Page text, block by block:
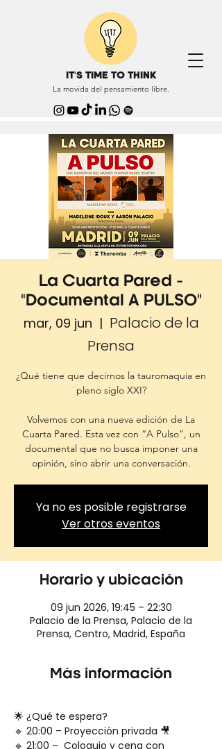
IT'S TIME TO THINK
La movida del pensamiento libre.
La Cuarta Pared -
"Documental A PULSO"
mar, 09 jun
  |
Palacio de la
Prensa
¿Qué tiene que decirnos la tauromaquia en
pleno siglo XXI?
Volvemos con una nueva edición de La
Cuarta Pared. Esta vez con “A Pulso”, un
documental que no busca imponer una
opinión, sino abrir una conversación.
Ya no es posible registrarse
Ver otros eventos
Horario y ubicación
09 jun 2026, 19:45 – 22:30
Palacio de la Prensa, Palacio de la
Prensa, Centro, Madrid, España
Más información
🌟 ¿Qué te espera?
🔹 20:00 – Proyección privada 🎥
🔹 21:00 –  Coloquio y cena con